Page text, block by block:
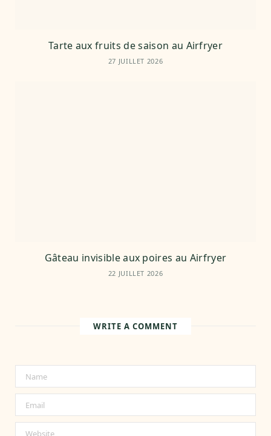
Tarte aux fruits de saison au Airfryer
27 JUILLET 2026
Gâteau invisible aux poires au Airfryer
22 JUILLET 2026
WRITE A COMMENT